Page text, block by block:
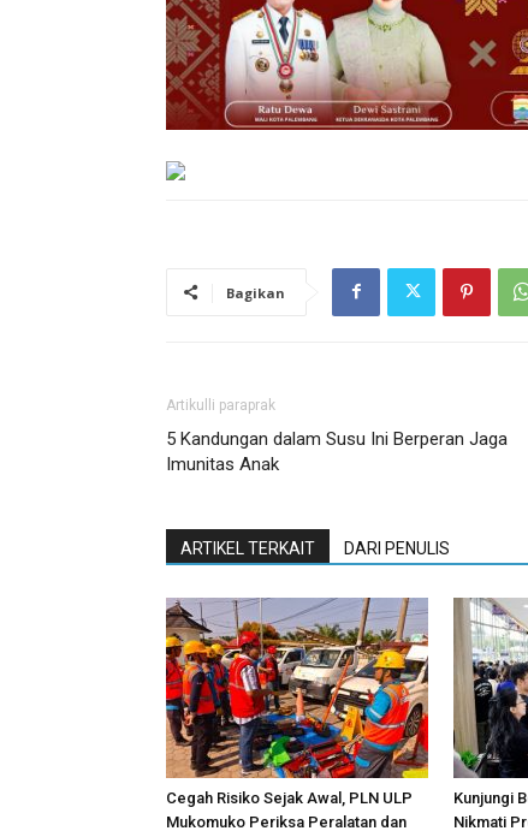
Bagikan
Artikulli paraprak
5 Kandungan dalam Susu Ini Berperan Jaga
Imunitas Anak
ARTIKEL TERKAIT DARI PENULIS
Cegah Risiko Sejak Awal, PLN ULP
Mukomuko Periksa Peralatan dan
Kunjungi
Nikmati